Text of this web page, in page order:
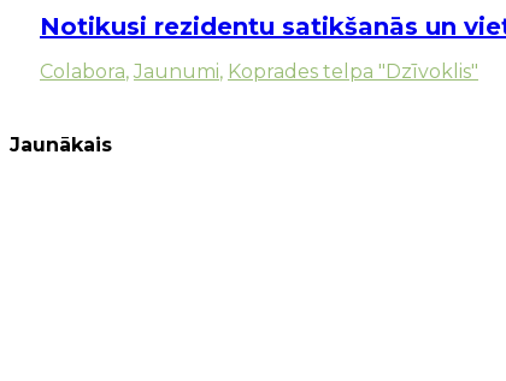
Notikusi rezidentu satikšanās un
Colabora, Jaunumi, Koprades telpa "Dzīvoklis"
Jaunākais